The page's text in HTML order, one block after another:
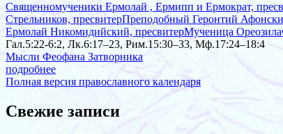
Священномученики Ермолай , Ермипп и Ермократ,
Стрельников, пресвитерПреподобный Геронтий
Ермолай Никомидийский, пресвитерМученица Ореозила
Гал.5:22-6:2, Лк.6:17–23, Рим.15:30–33, Мф.17:24–18:4
Мысли Феофана Затворника
подробнее
Полная версия православного календаря
Свежие записи